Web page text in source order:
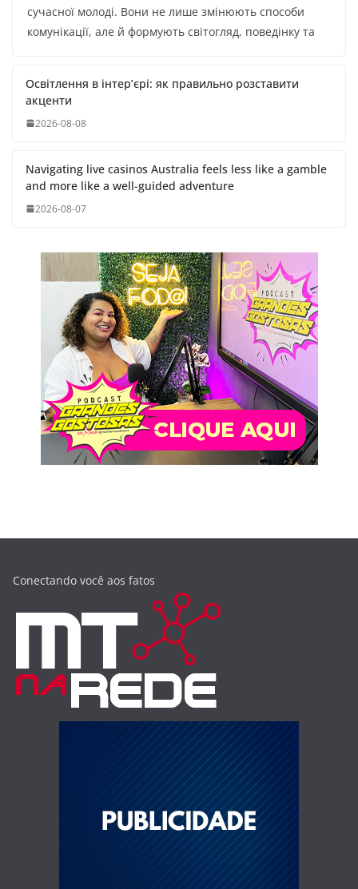
сучасної молоді. Вони не лише змінюють способи
комунікації, але й формують світогляд, поведінку та
Освітлення в інтер’єрі: як правильно розставити
акценти
2026-08-08
Navigating live casinos Australia feels less like a gamble
and more like a well-guided adventure
2026-08-07
Conectando você aos fatos